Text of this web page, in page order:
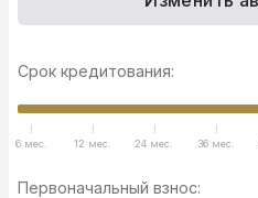
Срок кредитования:
6 мес. 12 мес. 24 мес. 36 мес.
Первоначальный взнос: